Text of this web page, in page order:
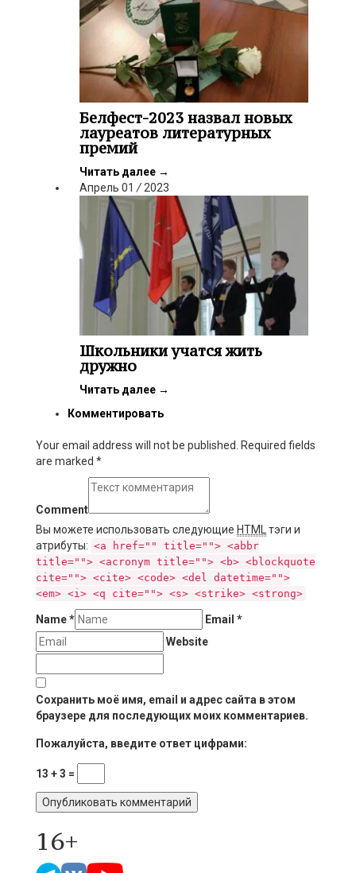
Белфест-2023 назвал новых
лауреатов литературных
премий
Читать далее →
Апрель 01 / 2023
Школьники учатся жить
дружно
Читать далее →
Комментировать
Your email address will not be published. Required fields
are marked *
Comment
Вы можете использовать следующие HTML
тэги и
атрибуты: <a href="" title=""> <abbr
title=""> <acronym title=""> <b> <blockquote
cite=""> <cite> <code> <del datetime="">
<em> <i> <q cite=""> <s> <strike> <strong>
Name* Email *
Website
Сохранить моё имя, email и адрес сайта в этом
браузере для последующих моих комментариев.
Пожалуйста, введите ответ цифрами:
13 + 3 =
16+